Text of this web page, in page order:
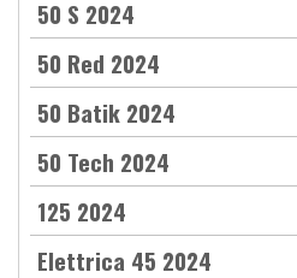
50 S 2024
50 Red 2024
50 Batik 2024
50 Tech 2024
125 2024
Elettrica 45 2024